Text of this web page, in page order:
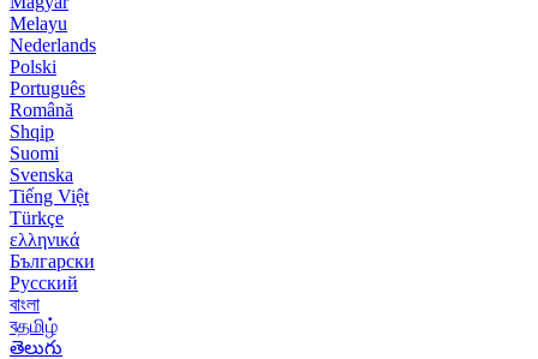
Melayu
Nederlands
Polski
Português
Română
Shqip
Suomi
Svenska
Tiếng Việt
Türkçe
ελληνικά
Български
Русский
বাংলা
বதமிழ்
తెలుగు